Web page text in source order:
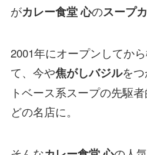
がカレー食堂 心のスープ
2001年にオープンしてか
て、今や焦がしバジルを
トベース系スープの先駆
どの名店に。